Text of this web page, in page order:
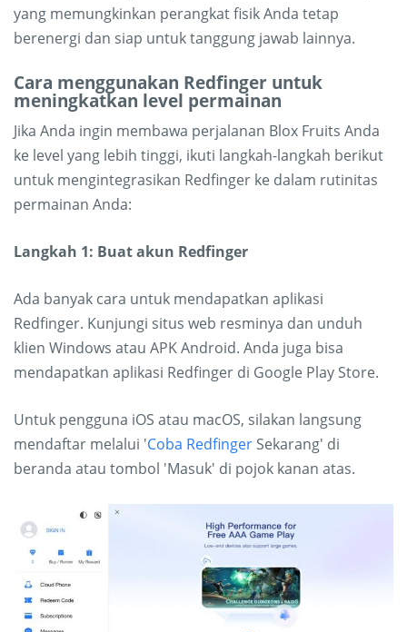
yang memungkinkan perangkat fisik Anda tetap
berenergi dan siap untuk tanggung jawab lainnya.
Cara menggunakan Redfinger untuk
meningkatkan level permainan
Jika Anda ingin membawa perjalanan Blox Fruits Anda
ke level yang lebih tinggi, ikuti langkah-langkah berikut
untuk mengintegrasikan Redfinger ke dalam rutinitas
permainan Anda:
Langkah 1: Buat akun Redfinger
Ada banyak cara untuk mendapatkan aplikasi
Redfinger. Kunjungi situs web resminya dan unduh
klien Windows atau APK Android. Anda juga bisa
mendapatkan aplikasi Redfinger di Google Play Store.
Untuk pengguna iOS atau macOS, silakan langsung
mendaftar melalui 'Coba Redfinger Sekarang' di
beranda atau tombol 'Masuk' di pojok kanan atas.